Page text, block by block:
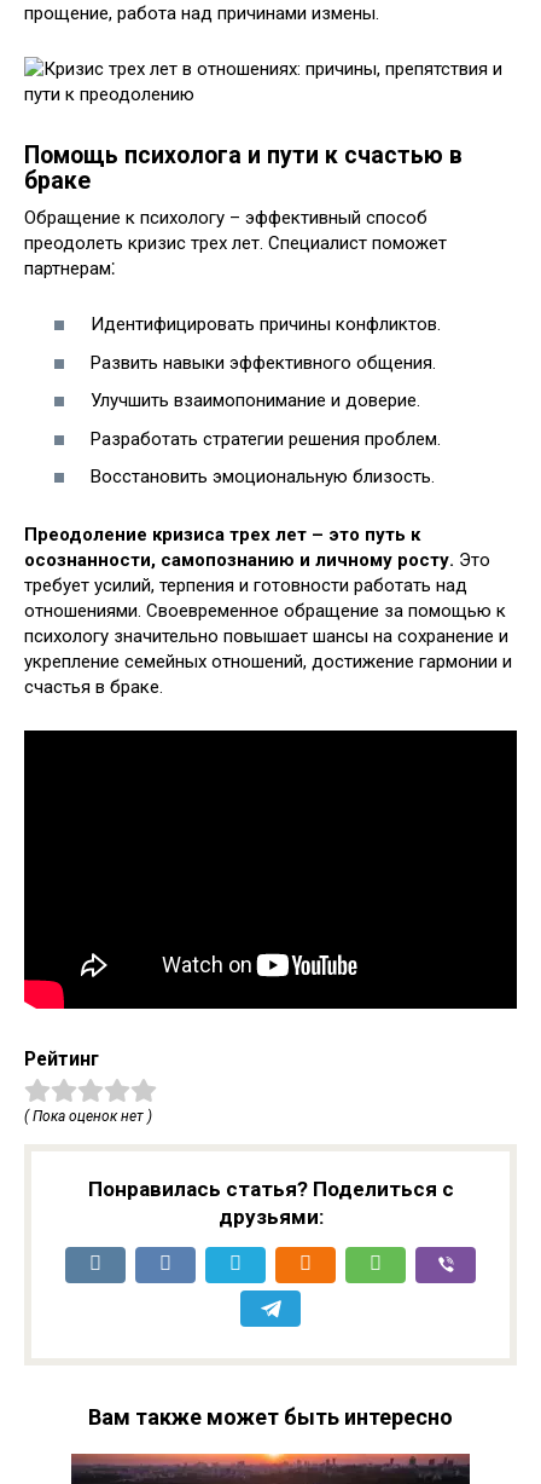
прощение, работа над причинами измены.
Помощь психолога и пути к счастью в
браке
Обращение к психологу – эффективный способ
преодолеть кризис трех лет. Специалист поможет
партнерам⁚
Идентифицировать причины конфликтов.
Развить навыки эффективного общения.
Улучшить взаимопонимание и доверие.
Разработать стратегии решения проблем.
Восстановить эмоциональную близость.
Преодоление кризиса трех лет – это путь к
осознанности, самопознанию и личному росту. Это
требует усилий, терпения и готовности работать над
отношениями. Своевременное обращение за помощью к
психологу значительно повышает шансы на сохранение и
укрепление семейных отношений, достижение гармонии и
счастья в браке.
Рейтинг
( Пока оценок нет )
Понравилась статья? Поделиться с
друзьями:
Вам также может быть интересно